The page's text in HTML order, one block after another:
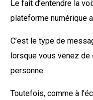
Le fait d’entendre la
plateforme numérique
C’est le type de
lorsque vous venez de
personne.
Toutefois, comme à